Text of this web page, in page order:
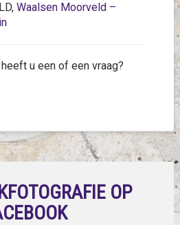
Waalsen Moorveld –
u een of een vraag?
OP